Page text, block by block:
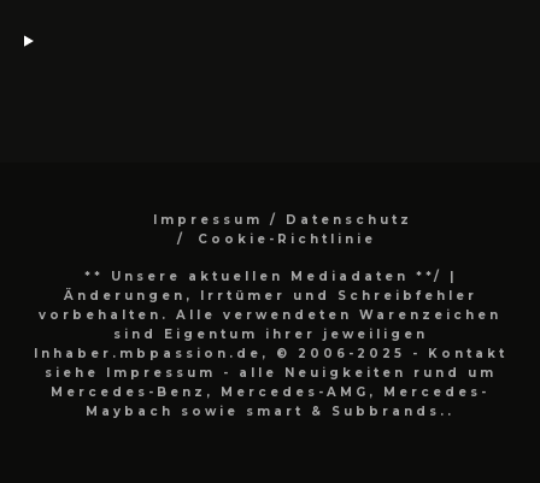
Impressum / Datenschutz
Cookie-Richtlinie
** Unsere aktuellen Mediadaten **/
|
Änderungen, Irrtümer und Schreibfehler
vorbehalten. Alle verwendeten Warenzeichen
sind Eigentum ihrer jeweiligen
Inhaber.mbpassion.de, © 2006-2025 - Kontakt
siehe Impressum - alle Neuigkeiten rund um
Mercedes-Benz, Mercedes-AMG, Mercedes-
Maybach sowie smart & Subbrands..